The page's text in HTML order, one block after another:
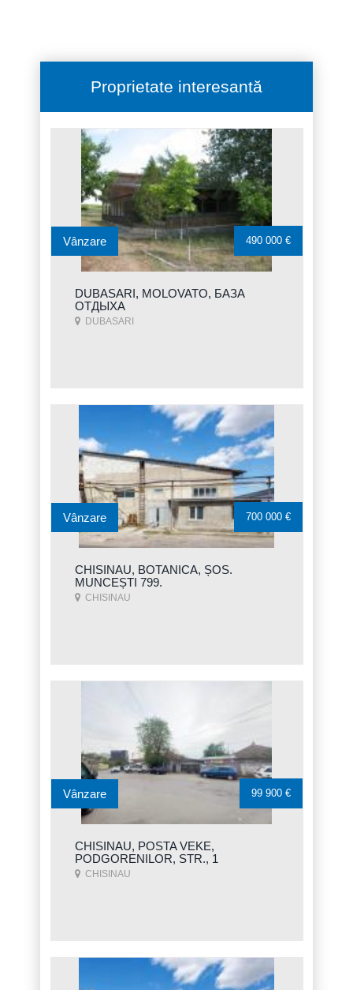
Proprietate interesantă
DUBASARI, MOLOVATO, БАЗА
ОТДЫХА
DUBASARI
Vânzare 490 000 €
CHISINAU, BOTANICA, ȘOS.
MUNCEȘTI 799.
CHISINAU
Vânzare 700 000 €
CHISINAU, POSTA VEKE,
PODGORENILOR, STR., 1
CHISINAU
Vânzare 99 900 €